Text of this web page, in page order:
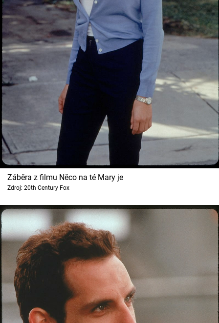
Cool Esport
Pořady
TV Program
Sledujte prima+
Přihlášení
Sledujte nás
Záběra z filmu Něco na té Mary je
Zdroj: 20th Century Fox